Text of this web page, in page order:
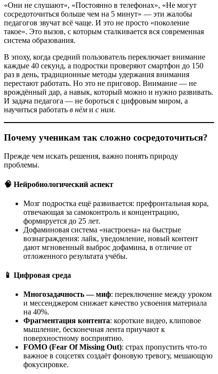
«Они не слушают», «Постоянно в телефонах», «Не могут
сосредоточиться больше чем на 5 минут» — эти жалобы
педагогов звучат всё чаще. И это не просто «поколение
такое». Это вызов, с которым сталкивается вся современная
система образования.
В эпоху, когда средний пользователь переключает внимание
каждые 40 секунд, а подростки проверяют смартфон до 150
раз в день, традиционные методы удержания внимания
перестают работать. Но это не приговор. Внимание — не
врождённый дар, а навык, который можно и нужно развивать.
И задача педагога — не бороться с цифровым миром, а
научиться работать в нём и с ним.
Почему ученикам так сложно сосредоточиться?
Прежде чем искать решения, важно понять природу
проблемы.
🧠 Нейробиологический аспект
Мозг подростка ещё развивается: префронтальная кора,
отвечающая за самоконтроль и концентрацию,
формируется до 25 лет.
Дофаминовая система «настроена» на быстрые
вознаграждения: лайк, уведомление, новый контент
дают мгновенный выброс дофамина, в отличие от
отложенного результата учёбы.
📱 Цифровая среда
Многозадачность — миф: переключение между уроком
и мессенджером снижает качество усвоения материала
на 40%.
Фрагментация контента: короткие видео, клиповое
мышление, бесконечная лента приучают к
поверхностному восприятию.
FOMO (Fear Of Missing Out): страх пропустить что-то
важное в соцсетях создаёт фоновую тревогу, мешающую
фокусировке.